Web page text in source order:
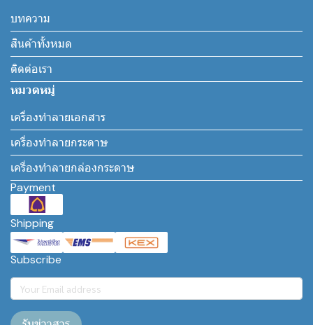
บทความ
สินค้าทั้งหมด
ติดต่อเรา
หมวดหมู่
เครื่องทำลายเอกสาร
เครื่องทำลายกระดาษ
เครื่องทำลายกล่องกระดาษ
Payment
Shipping
Subscribe